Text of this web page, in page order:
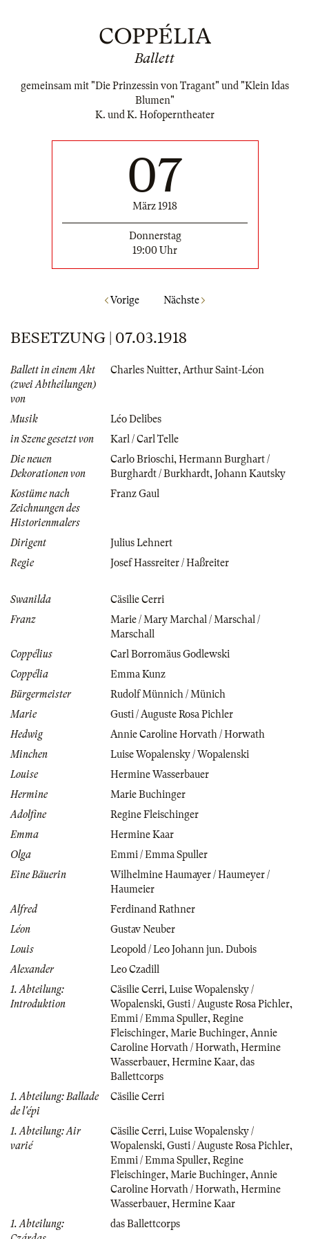
COPPÉLIA
Ballett
gemeinsam mit "Die Prinzessin von Tragant" und "Klein Idas
Blumen"
K. und K. Hofoperntheater
07
März 1918
Donnerstag
19:00 Uhr
Vorige Nächste
BESETZUNG | 07.03.1918
Ballett in einem Akt
(zwei Abtheilungen)
von
Charles Nuitter, Arthur Saint-Léon
Musik
Léo Delibes
in Szene gesetzt von
Karl / Carl Telle
Die neuen
Dekorationen von
Carlo Brioschi, Hermann Burghart /
Burghardt / Burkhardt, Johann Kautsky
Kostüme nach
Zeichnungen des
Historienmalers
Franz Gaul
Dirigent
Julius Lehnert
Regie
Josef Hassreiter / Haßreiter
Swanilda
Cäsilie Cerri
Franz
Marie / Mary Marchal / Marschal /
Marschall
Coppélius
Carl Borromäus Godlewski
Coppélia
Emma Kunz
Bürgermeister
Rudolf Münnich / Münich
Marie
Gusti / Auguste Rosa Pichler
Hedwig
Annie Caroline Horvath / Horwath
Minchen
Luise Wopalensky / Wopalenski
Louise
Hermine Wasserbauer
Hermine
Marie Buchinger
Adolfine
Regine Fleischinger
Emma
Hermine Kaar
Olga
Emmi / Emma Spuller
Eine Bäuerin
Wilhelmine Haumayer / Haumeyer /
Haumeier
Alfred
Ferdinand Rathner
Léon
Gustav Neuber
Louis
Leopold / Leo Johann jun. Dubois
Alexander
Leo Czadill
1. Abteilung:
Introduktion
Cäsilie Cerri, Luise Wopalensky /
Wopalenski, Gusti / Auguste Rosa Pichler,
Emmi / Emma Spuller, Regine
Fleischinger, Marie Buchinger, Annie
Caroline Horvath / Horwath, Hermine
Wasserbauer, Hermine Kaar, das
Ballettcorps
1. Abteilung: Ballade
de l'épi
Cäsilie Cerri
1. Abteilung: Air
varié
Cäsilie Cerri, Luise Wopalensky /
Wopalenski, Gusti / Auguste Rosa Pichler,
Emmi / Emma Spuller, Regine
Fleischinger, Marie Buchinger, Annie
Caroline Horvath / Horwath, Hermine
Wasserbauer, Hermine Kaar
1. Abteilung:
das Ballettcorps